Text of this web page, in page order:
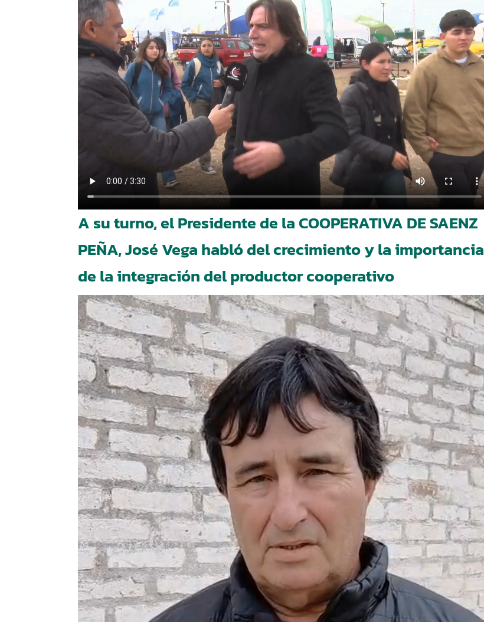
A su turno, el Presidente de la COOPERATIVA DE SAENZ
PEÑA, José Vega habló del crecimiento y la importancia
de la integración del productor cooperativo